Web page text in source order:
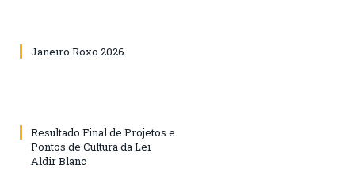
Janeiro Roxo 2026
Resultado Final de Projetos e
Pontos de Cultura da Lei
Aldir Blanc